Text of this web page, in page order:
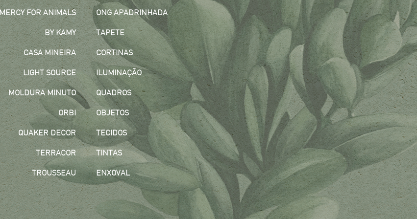
MERCY FOR ANIMALS
BY KAMY
CASA MINEIRA
LIGHT SOURCE
MOLDURA MINUTO
ORBI
QUAKER DECOR
TERRACOR
TROUSSEAU
ONG APADRINHADA
TAPETE
CORTINAS
ILUMINAÇÃO
QUADROS
OBJETOS
TECIDOS
TINTAS
ENXOVAL